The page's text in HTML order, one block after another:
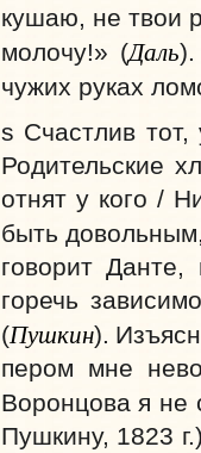
кушаю, не твои
молочу!» (Даль
чужих руках
s Счастлив
Родительские
отнят у кого /
быть
говорит
горечь
(Пушкин).
пером мне
Воронцова я не
Пушкину, 1823